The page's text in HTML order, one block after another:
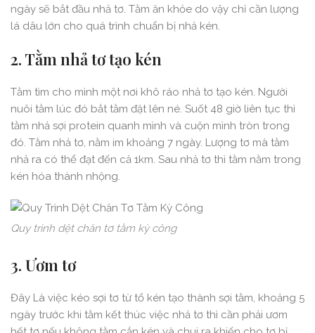
ngày sẽ bắt đầu nhả tơ. Tằm ăn khỏe do vậy chỉ cần lượng
lá dâu lớn cho quá trình chuẩn bị nhả kén.
2. Tằm nhả tơ tạo kén
Tằm tìm cho mình một nơi khô ráo nhả tơ tạo kén. Người
nuôi tằm lúc đó bắt tằm đặt lên né. Suốt 48 giờ liên tục thì
tằm nhả sợi protein quanh mình và cuộn mình tròn trong
đó. Tằm nhả tơ, nằm im khoảng 7 ngày. Lượng tơ mà tằm
nhả ra có thể đạt đến cả 1km. Sau nhả tơ thì tằm nằm trong
kén hóa thành nhộng.
Quy trình dệt chăn tơ tằm kỳ công
3. Ươm tơ
Đây Là việc kéo sợi tơ từ tổ kén tạo thành sợi tằm, khoảng 5
ngày trước khi tằm kết thúc việc nhả tơ thì cần phải ươm